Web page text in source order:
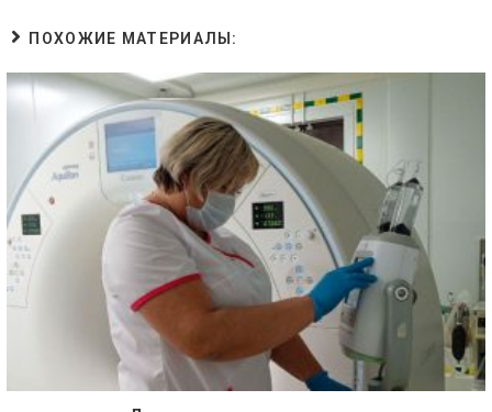
ПОХОЖИЕ МАТЕРИАЛЫ: